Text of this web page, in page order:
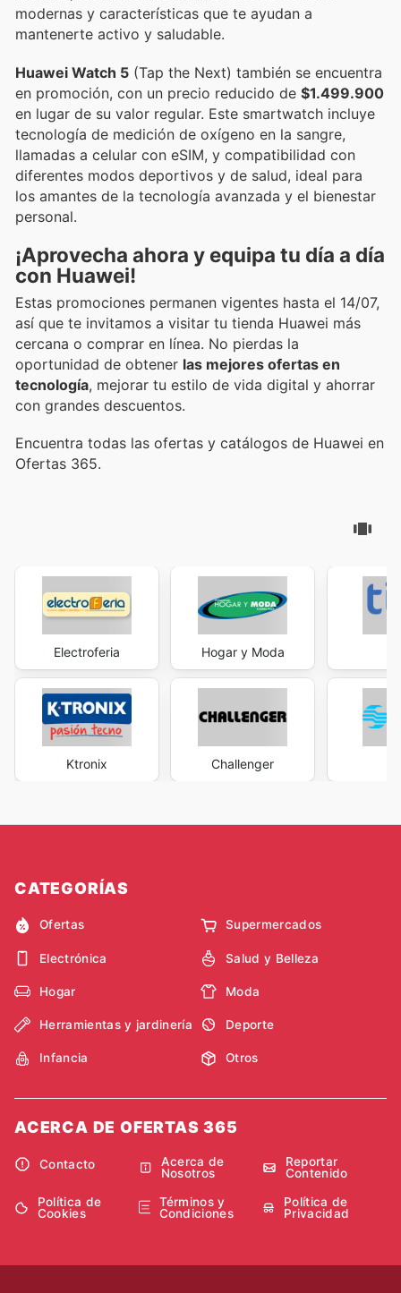
modernas y características que te ayudan a
mantenerte activo y saludable.
Huawei Watch 5 (Tap the Next) también se encuentra
en promoción, con un precio reducido de $1.499.900
en lugar de su valor regular. Este smartwatch incluye
tecnología de medición de oxígeno en la sangre,
llamadas a celular con eSIM, y compatibilidad con
diferentes modos deportivos y de salud, ideal para
los amantes de la tecnología avanzada y el bienestar
personal.
¡Aprovecha ahora y equipa tu día a día
con Huawei!
Estas promociones permanen vigentes hasta el 14/07,
así que te invitamos a visitar tu tienda Huawei más
cercana o comprar en línea. No pierdas la
oportunidad de obtener las mejores ofertas en
tecnología, mejorar tu estilo de vida digital y ahorrar
con grandes descuentos.
Encuentra todas las ofertas y catálogos de Huawei en
Ofertas 365.
Electroferia
Ktronix
Hogar y Moda
Challenger
CATEGORÍAS
Ofertas Supermercados
Electrónica Salud y Belleza
Hogar Moda
Herramientas y jardinería Deporte
Infancia Otros
ACERCA DE OFERTAS 365
Contacto
Acerca de
Nosotros
Reportar
Contenido
Política de
Cookies
Términos y
Condiciones
Política de
Privacidad